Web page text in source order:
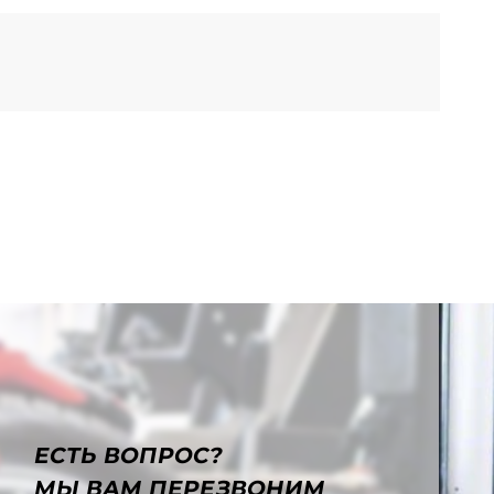
ЕСТЬ ВОПРОС?